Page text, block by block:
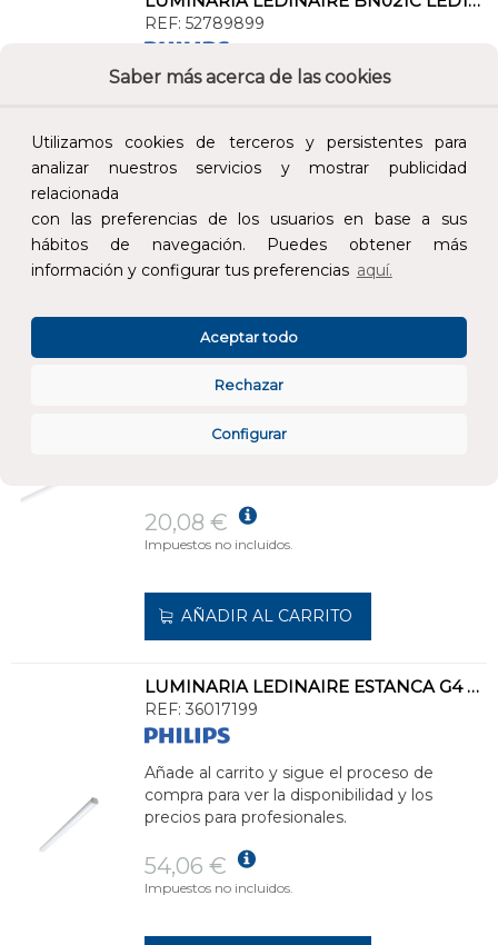
Saber más acerca de las cookies
Utilizamos cookies de terceros y persistentes para
analizar nuestros servicios y mostrar publicidad
relacionada
con las preferencias de los usuarios en base a sus
hábitos de navegación. Puedes obtener más
información y configurar tus preferencias aquí.
Configurar
Rechazar
Aceptar todo
REF: 52789899
Añade al carrito y sigue el proceso de
precios para profesionales.
16,08 €
AÑADIR AL CARRITO
Añade al carrito y sigue el proceso de
20,08 €
Impuestos no incluidos.
AÑADIR AL CARRITO
LUMINARIA LEDINAIRE ESTANCA G4 WT060C LED56S/865 PSU L1500
REF: 36017199
Añade al carrito y sigue el proceso de
compra para ver la disponibilidad y los
precios para profesionales.
54,06 €
Impuestos no incluidos.